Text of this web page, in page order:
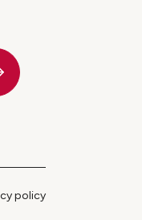
policy